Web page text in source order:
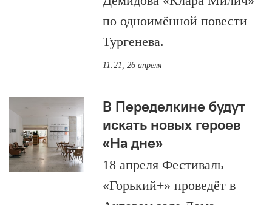
по одноимённой повести
Тургенева.
11:21, 26 апреля
В Переделкине будут
искать новых героев
«На дне»
18 апреля Фестиваль
«Горький+» проведёт в